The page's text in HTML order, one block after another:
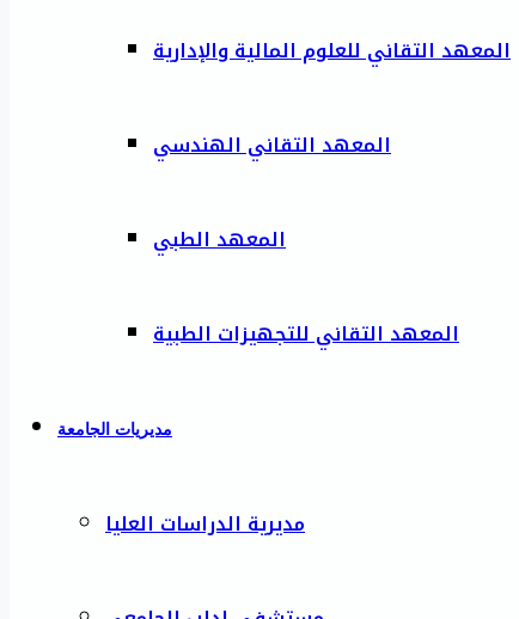
المعهد التقاني للعلوم المالية والإدارية
المعهد التقاني الهندسي
المعهد الطبي
المعهد التقاني للتجهيزات الطبية
مديريات الجامعة
مديرية الدراسات العليا